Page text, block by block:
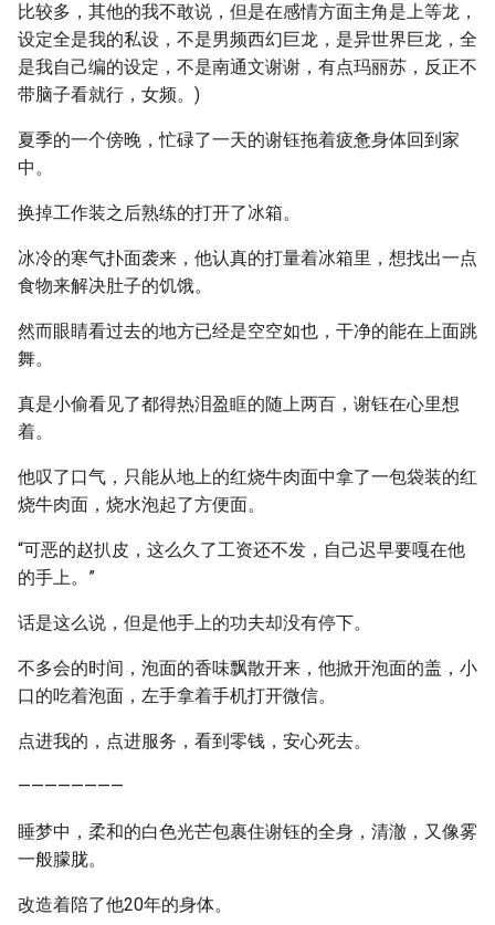
比较多，其他的我不敢说，但是在感情方面主角是上等龙，
设定全是我的私设，不是男频西幻巨龙，是异世界巨龙，全
是我自己编的设定，不是南通文谢谢，有点玛丽苏，反正不
带脑子看就行，女频。)
夏季的一个傍晚，忙碌了一天的谢钰拖着疲惫身体回到家
中。
换掉工作装之后熟练的打开了冰箱。
冰冷的寒气扑面袭来，他认真的打量着冰箱里，想找出一点
食物来解决肚子的饥饿。
然而眼睛看过去的地方已经是空空如也，干净的能在上面跳
舞。
真是小偷看见了都得热泪盈眶的随上两百，谢钰在心里想
着。
他叹了口气，只能从地上的红烧牛肉面中拿了一包袋装的红
烧牛肉面，烧水泡起了方便面。
“可恶的赵扒皮，这么久了工资还不发，自己迟早要嘎在他
的手上。”
话是这么说，但是他手上的功夫却没有停下。
不多会的时间，泡面的香味飘散开来，他掀开泡面的盖，小
口的吃着泡面，左手拿着手机打开微信。
点进我的，点进服务，看到零钱，安心死去。
————————
睡梦中，柔和的白色光芒包裹住谢钰的全身，清澈，又像雾
一般朦胧。
改造着陪了他20年的身体。